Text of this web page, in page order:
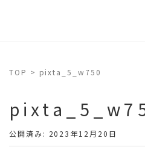
TOP > pixta_5_w750
公開済み: 2023年12月20日